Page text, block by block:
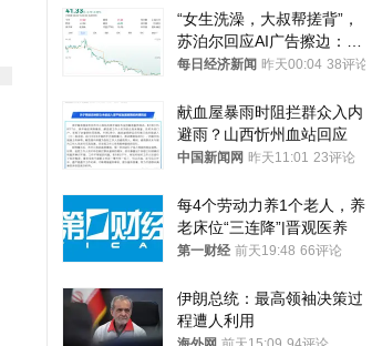
“女生洗澡，大叔帮搓背”，
苏泊尔回应AI广告擦边：视
频全下架，已强化内容管理
每日经济新闻 昨天00:04 38评论
献血屋暴雨时阻拦群众入内
避雨？山西忻州血站回应
中国新闻网 昨天11:01 23评论
每4个劳动力养1个老人，养
老床位“三连降”|晋观医养
第一财经 前天19:48 66评论
伊朗总统：最高领袖决策过
程遭人利用